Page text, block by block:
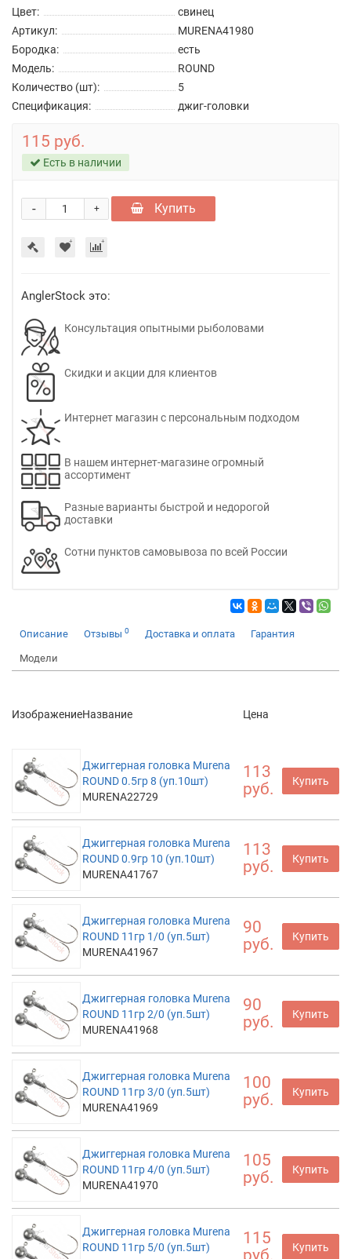
Цвет:
свинец
Артикул:
MURENA41980
Бородка:
есть
Модель:
ROUND
Количество (шт):
5
Спецификация:
джиг-головки
115 руб.
Есть в наличии
+
- Купить
AnglerStock это:
Консультация опытными рыболовами
Скидки и акции для клиентов
Интернет магазин с персональным подходом
В нашем интернет-магазине огромный
ассортимент
Разные варианты быстрой и недорогой
доставки
Сотни пунктов самовывоза по всей России
Описание Отзывы 0 Доставка и оплата Гарантия
Модели
ИзображениеНазвание Цена
Джиггерная головка Murena
ROUND 0.5гр 8 (уп.10шт)
MURENA22729
113
руб.
Купить
Джиггерная головка Murena
ROUND 0.9гр 10 (уп.10шт)
MURENA41767
113
руб.
Купить
Джиггерная головка Murena
ROUND 11гр 1/0 (уп.5шт)
MURENA41967
90
руб.
Купить
Джиггерная головка Murena
ROUND 11гр 2/0 (уп.5шт)
MURENA41968
90
руб.
Купить
Джиггерная головка Murena
ROUND 11гр 3/0 (уп.5шт)
MURENA41969
100
руб.
Купить
Джиггерная головка Murena
ROUND 11гр 4/0 (уп.5шт)
MURENA41970
105
руб.
Купить
Джиггерная головка Murena
ROUND 11гр 5/0 (уп.5шт)
115
руб.
Купить